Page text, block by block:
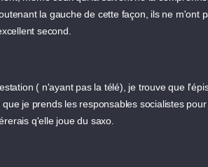
la gauche de cette façon, ils ne m'ont
second.
( n'ayant pas la télé), je trouve que
je prends les responsables socialistes
q'elle joue du saxo.